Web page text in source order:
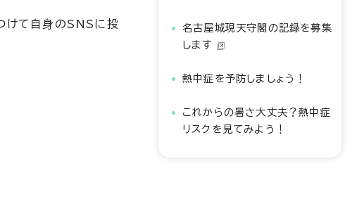
つけて自身のSNSに投
名古屋城現天守閣の記録を募集
します
熱中症を予防しましょう！
これからの暑さ大丈夫？熱中症
リスクを見てみよう！